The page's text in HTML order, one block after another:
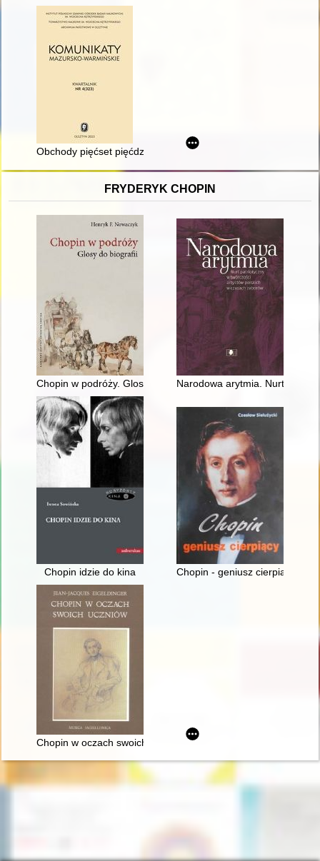
Obchody pięćset pięćdziesiątej rocznicy urodzin Mikołaja
FRYDERYK CHOPIN
Chopin w podróży. Glosy do biografiiNarodowa arytmia. Nurt
Chopin idzie do kina Chopin - geniusz cierpiący
Chopin w oczach swoich uczniów